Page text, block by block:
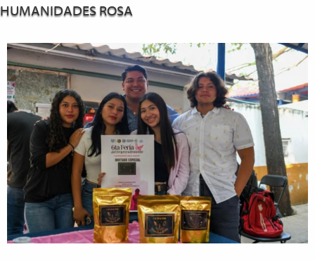
HUMANIDADES ROSA